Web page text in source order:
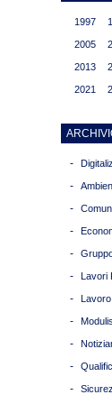
1997
2005
2013
2021
-
-
-
-
-
- Lavori
- Lavoro
-
-
-
-